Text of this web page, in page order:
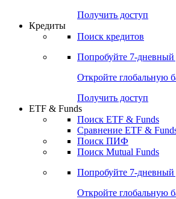
Получить доступ
Кредиты
Поиск кредитов
Попробуйте 7-дневный
Откройте глобальную
Получить доступ
ETF & Funds
Поиск ETF & Funds
Сравнение ETF &
Поиск ПИФ
Поиск Mutual Funds
Попробуйте 7-дневный
Откройте глобальную